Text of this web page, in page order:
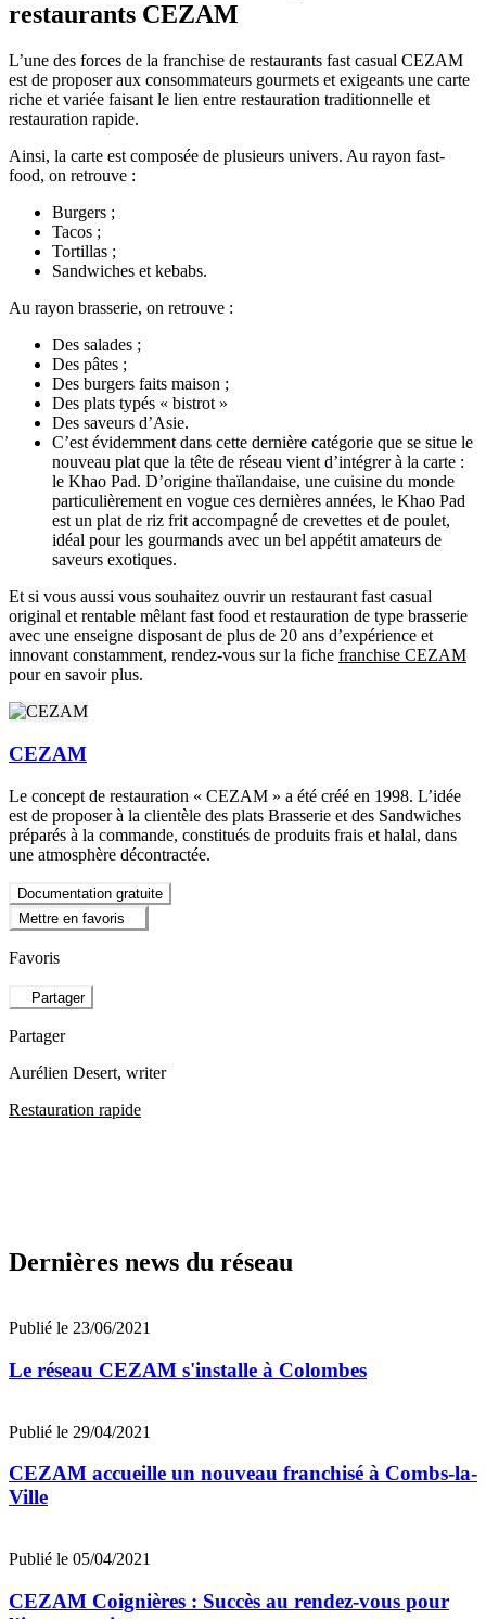
restaurants CEZAM
L’une des forces de la franchise de restaurants fast casual CEZAM
est de proposer aux consommateurs gourmets et exigeants une carte
riche et variée faisant le lien entre restauration traditionnelle et
restauration rapide.
Ainsi, la carte est composée de plusieurs univers. Au rayon fast-
food, on retrouve :
Burgers ;
Tacos ;
Tortillas ;
Sandwiches et kebabs.
Au rayon brasserie, on retrouve :
Des salades ;
Des pâtes ;
Des burgers faits maison ;
Des plats typés « bistrot »
Des saveurs d’Asie.
C’est évidemment dans cette dernière catégorie que se situe le
nouveau plat que la tête de réseau vient d’intégrer à la carte :
le Khao Pad. D’origine thaïlandaise, une cuisine du monde
particulièrement en vogue ces dernières années, le Khao Pad
est un plat de riz frit accompagné de crevettes et de poulet,
idéal pour les gourmands avec un bel appétit amateurs de
saveurs exotiques.
Et si vous aussi vous souhaitez ouvrir un restaurant fast casual
original et rentable mêlant fast food et restauration de type brasserie
avec une enseigne disposant de plus de 20 ans d’expérience et
innovant constamment, rendez-vous sur la fiche franchise CEZAM
pour en savoir plus.
CEZAM
Le concept de restauration « CEZAM » a été créé en 1998. L’idée
est de proposer à la clientèle des plats Brasserie et des Sandwiches
préparés à la commande, constitués de produits frais et halal, dans
une atmosphère décontractée.
Documentation gratuite
Mettre en favoris
Favoris
Partager
Partager
Aurélien Desert, writer
Restauration rapide
Dernières news du réseau
Publié le 23/06/2021
Le réseau CEZAM s'installe à Colombes
Publié le 29/04/2021
CEZAM accueille un nouveau franchisé à Combs-la-
Ville
Publié le 05/04/2021
CEZAM Coignières : Succès au rendez-vous pour